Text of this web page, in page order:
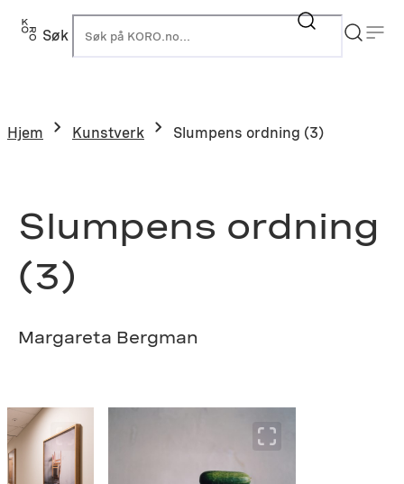
Hopp
Søk
Hjem Kunstverk Slumpens ordning (3)
Slumpens ordning
(3)
Margareta Bergman